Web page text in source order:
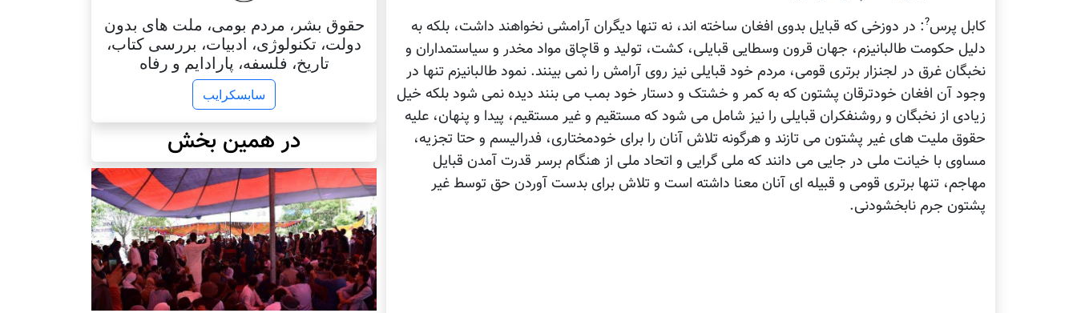
کابل پرس?: در دوزخی که قبایل بدوی افغان ساخته اند، نه تنها دیگران آرامشی نخواهند داشت، بلکه به
دلیل حکومت طالبانیزم، جهان قرون وسطایی قبایلی، کشت، تولید و قاچاق مواد مخدر و سیاستمداران و
نخبگان غرق در لجنزار برتری قومی، مردم خود قبایلی نیز روی آرامش را نمی بینند. نمود طالبانیزم تنها در
وجود آن افغان خودترقان پشتون که به کمر و خشتک و دستار خود بمب می بنند دیده نمی شود بلکه خیل
زیادی از نخبگان و روشنفکران قبایلی را نیز شامل می شود که مستقیم و غیر مستقیم، پیدا و پنهان، علیه
حقوق ملیت های غیر پشتون می تازند و هرگونه تلاش آنان را برای خودمختاری، فدرالیسم و حتا تجزیه،
مساوی با خیانت ملی در جایی می دانند که ملی گرایی و اتحاد ملی از هنگام برسر قدرت آمدن قبایل
مهاجم، تنها برتری قومی و قبیله ای آنان معنا داشته است و تلاش برای بدست آوردن حق توسط غیر
پشتون جرم نابخشودنی.
حقوق بشر، مردم بومی، ملت های بدون
دولت، تکنولوژی، ادبیات، بررسی کتاب،
تاریخ، فلسفه، پارادایم و رفاه
سابسکرایب
در همین بخش